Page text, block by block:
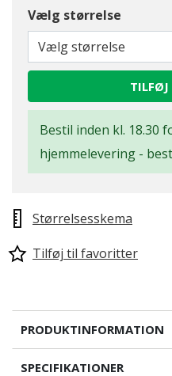
Vælg størrelse
Vælg størrelse
TILFØJ
Bestil inden kl. 18.30
hjemmelevering -
Størrelsesskema
Tilføj til favoritter
PRODUKTINFORMATION
SPECIFIKATIONER